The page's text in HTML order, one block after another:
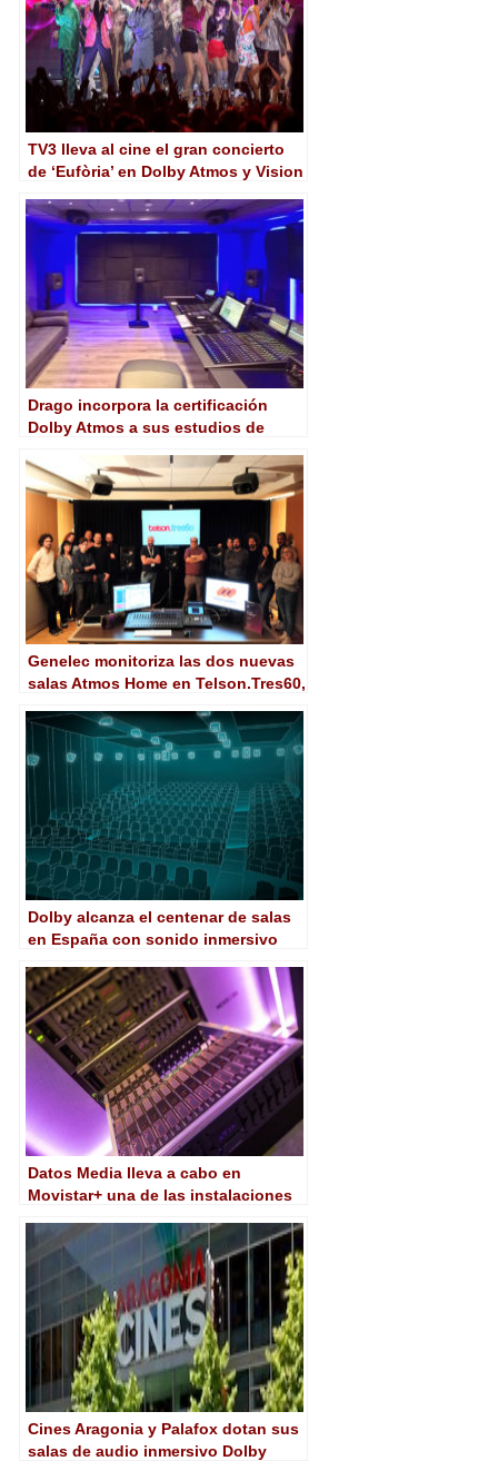
TV3 lleva al cine el gran concierto
de ‘Eufòria’ en Dolby Atmos y Vision
Drago incorpora la certificación
Dolby Atmos a sus estudios de
Genelec monitoriza las dos nuevas
salas Atmos Home en Telson.Tres60,
Dolby en España
Dolby alcanza el centenar de salas
en España con sonido inmersivo
Datos Media lleva a cabo en
Movistar+ una de las instalaciones
Cines Aragonia y Palafox dotan sus
salas de audio inmersivo Dolby